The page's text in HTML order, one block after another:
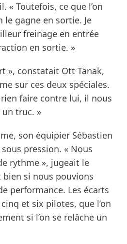
« Toutefois, ce que l’on
le gagne en sortie. Je
freinage en entrée
en sortie. »
», constatait Ott Tänak,
sur ces deux spéciales.
faire contre lui, il nous
truc. »
son équipier Sébastien
pression. « Nous
rythme », jugeait le
bien si nous pouvions
performance. Les écarts
et six pilotes, que l’on
si l’on se relâche un